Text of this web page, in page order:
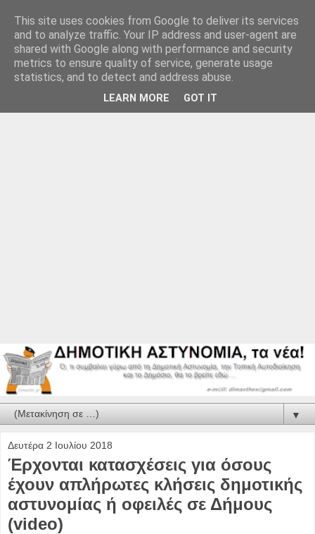
▼
Δευτέρα 2 Ιουλίου 2018
Έρχονται κατασχέσεις για όσους
έχουν απλήρωτες κλήσεις δημοτικής
αστυνομίας ή οφειλές σε Δήμους
(video)
This site uses cookies from Google to deliver its services
and to analyze traffic. Your IP address and user-agent are
shared with Google along with performance and security
metrics to ensure quality of service, generate usage
statistics, and to detect and address abuse.
LEARN MORE GOT IT